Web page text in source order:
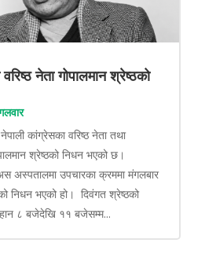
नेता गोपालमान श्रेष्ठको
कांग्रेसका वरिष्ठ नेता तथा
श्रेष्ठको निधन भएको छ।
अस्पतालमा उपचारका क्रममा मंगलबार
निधन भएको हो। दिवंगत श्रेष्ठको
८ बजेदेखि ११ बजेसम्म...